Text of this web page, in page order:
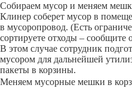
Собираем мусор и меняем
Клинер соберет мусор в
в мусоропровод. (Есть
сортируете отходы – сообщите
В этом случае сотрудник
мусором для дальнейшей
пакеты в корзины.
Меняем мусорные мешки в